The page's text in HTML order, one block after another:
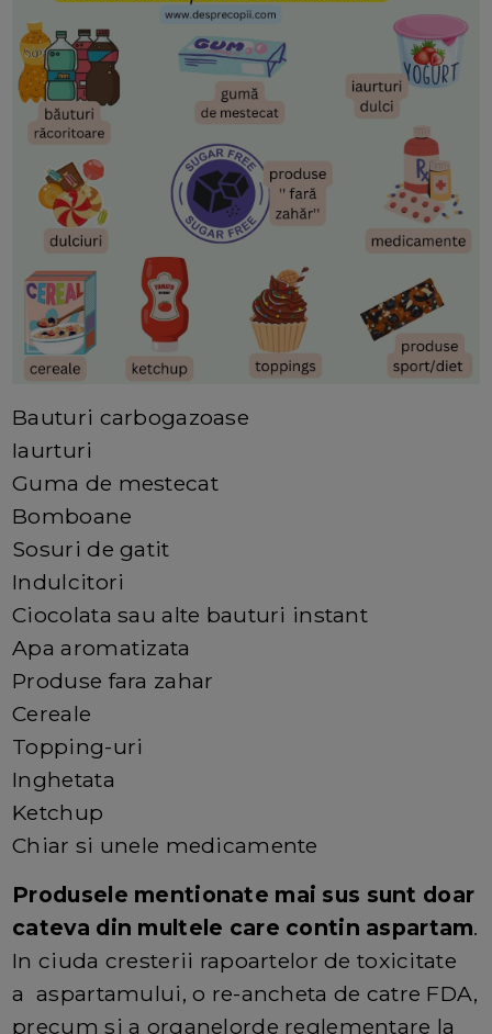
Bauturi carbogazoase
Iaurturi
Guma de mestecat
Bomboane
Sosuri de gatit
Indulcitori
Ciocolata sau alte bauturi instant
Apa aromatizata
Produse fara zahar
Cereale
Topping-uri
Inghetata
Ketchup
Chiar si unele medicamente
Produsele mentionate mai sus sunt doar
cateva din multele care contin aspartam.
In ciuda cresterii rapoartelor de toxicitate
a aspartamului, o re-ancheta de catre FDA,
precum si a organelorde reglementare la